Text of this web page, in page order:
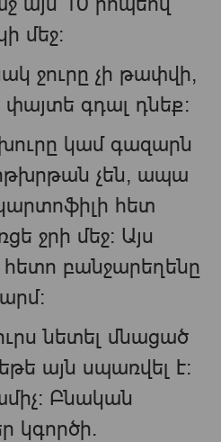
մեջ։
ջուրը չի թափվի,
գդալ դնեք։
կամ գազարն
չեն, ապա
հետ
ջրի մեջ: Այս
հետո բանջարեղենը
նետել մնացած
այն սպառվել է:
Բնական
կգործի.